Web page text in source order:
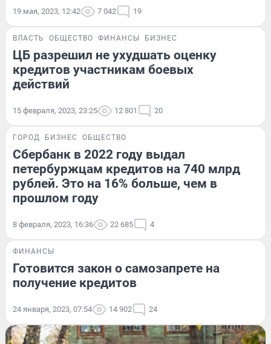
19 мая, 2023, 12:42 7 042 19
ВЛАСТЬ ОБЩЕСТВО ФИНАНСЫ БИЗНЕС
ЦБ разрешил не ухудшать оценку
кредитов участникам боевых
действий
15 февраля, 2023, 23:25 12 801 20
ГОРОД БИЗНЕС ОБЩЕСТВО
Сбербанк в 2022 году выдал
петербуржцам кредитов на 740 млрд
рублей. Это на 16% больше, чем в
прошлом году
8 февраля, 2023, 16:36 22 685 4
ФИНАНСЫ
Готовится закон о самозапрете на
получение кредитов
24 января, 2023, 07:54 14 902 24